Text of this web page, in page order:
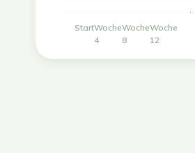
StartWoche
4
Woche
8
Woche
12